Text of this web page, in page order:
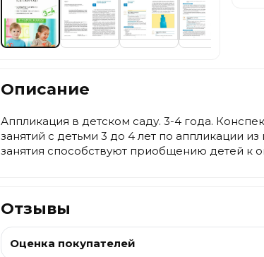
Описание
Аппликация в детском саду. 3-4 года.
занятий с детьми 3 до 4 лет по аппликации
занятия способствуют приобщению детей к
Отзывы
Оценка покупателей